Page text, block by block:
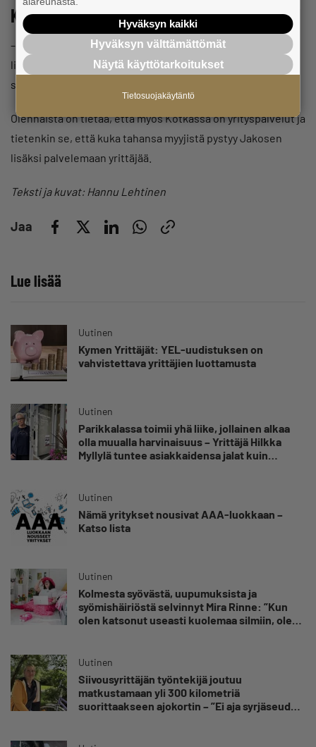
Kertokaa muillekin
–Kannattaa tulla piipahtamaan, vaikka tarkistamaan oman
liittymän ajantasaisuus. Uudistunut konseptimme takaa
sen, että Prisman myymälässä voidaan hoitaa kaikki asiat.
Olennaista on tietää, että myös Kotkassa on yrityspalvelut ja
tietenkin se, että kuka tahansa myyjistä pystyy Jakosen
lisäksi palvelemaan yrittäjää.
Teksti ja kuvat: Hannu Lehtinen
Jaa
Lue lisää
Uutinen
Kymen Yrittäjät: YEL-uudistuksen on
vahvistettava yrittäjien luottamusta
Uutinen
Parikkalassa toimii yhä liike, jollainen alkaa
olla muualla harvinaisuus – Yrittäjä Hilkka
Myllylä tuntee asiakkaidensa jalat kuin
Uutinen
Nämä yritykset nousivat AAA-luokkaan –
Katso lista
Uutinen
Kolmesta syövästä, uupumuksista ja
syömishäiriöstä selvinnyt Mira Rinne: ”Kun
olen katsonut useasti kuolemaa silmiin, olen
Uutinen
Siivousyrittäjän työntekijä joutuu
matkustamaan yli 300 kilometriä
suorittaakseen ajokortin – ”Ei aja syrjäseudun
Hyväksyn kaikki
Hyväksyn välttämättömät
Näytä käyttötarkoitukset
Tietosuojakäytäntö